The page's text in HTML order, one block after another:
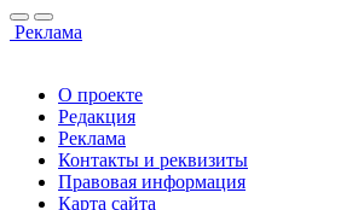
Реклама
О проекте
Редакция
Реклама
Контакты и реквизиты
Правовая информация
Карта сайта